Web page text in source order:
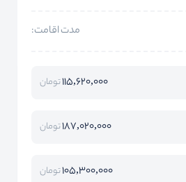
مدت اقامت:
115,620,000تومان
187,020,000تومان
105,300,000تومان